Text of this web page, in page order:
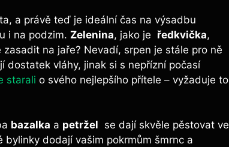
a⁢ právě teď je ideální čas na výsadbu
i na podzim. Zelenina, jako ‍je ⁤ ředkvička, ⁤
na jaře? Nevadí, srpen⁣ je stále pro ně
dostatek⁤ vláhy, jinak si‌ s nepřízní počasí
starali o svého nejlepšího přítele – vyžaduje to
bazalka a petržel ⁤ se dají skvěle pěstovat ve
dodají vašim pokrmům šmrnc a